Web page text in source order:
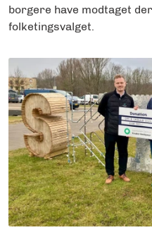
borgere have modtaget
folketingsvalget.